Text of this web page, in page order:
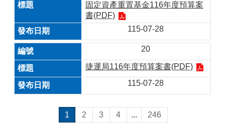
固定資產重置基金116年度預算案
書(PDF)
115-07-28
20
捷運局116年度預算案書(PDF)
115-07-28
1 2 3 4 ... 246